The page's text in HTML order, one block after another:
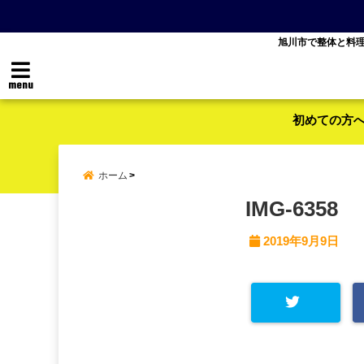
旭川市で整体と料
menu
初めての方
ホーム
IMG-6358
2019年9月9日